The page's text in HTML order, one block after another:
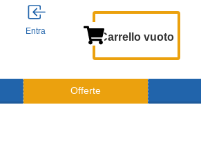
Entra Carrello vuoto
Offerte